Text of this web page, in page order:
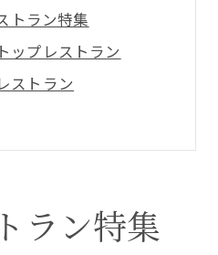
トラン特集
ップレストラン
ストラン
ガイド
ストラン
名店
市のレストラン
ラン特集